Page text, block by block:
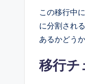
この移行中
に分割され
あるかどう
移行チ